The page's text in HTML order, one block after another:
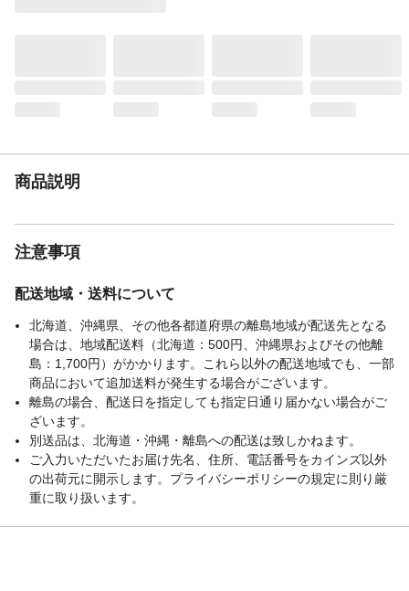
商品説明
注意事項
配送地域・送料について
北海道、沖縄県、その他各都道府県の離島地域が配送先となる
場合は、地域配送料（北海道：500円、沖縄県およびその他離
島：1,700円）がかかります。これら以外の配送地域でも、一部
商品において追加送料が発生する場合がございます。
離島の場合、配送日を指定しても指定日通り届かない場合がご
ざいます。
別送品は、北海道・沖縄・離島への配送は致しかねます。
ご入力いただいたお届け先名、住所、電話番号をカインズ以外
の出荷元に開示します。プライバシーポリシーの規定に則り厳
重に取り扱います。